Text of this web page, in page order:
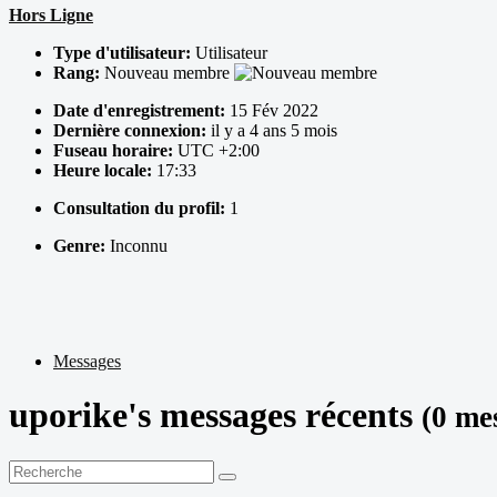
Hors Ligne
Type d'utilisateur: Utilisateur
Rang: Nouveau membre
Date d'enregistrement: 15 Fév 2022
Dernière connexion: il y a 4 ans 5 mois
Fuseau horaire: UTC +2:00
Heure locale: 17:33
Consultation du profil: 1
Genre: Inconnu
Messages
uporike's messages récents (0